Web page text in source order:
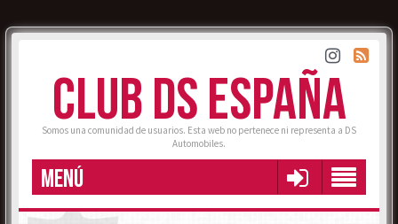
CLUB DS ESPAÑA
Somos una comunidad de usuarios. Esta web no pertenece ni representa a DS
Automobiles.
MENÚ